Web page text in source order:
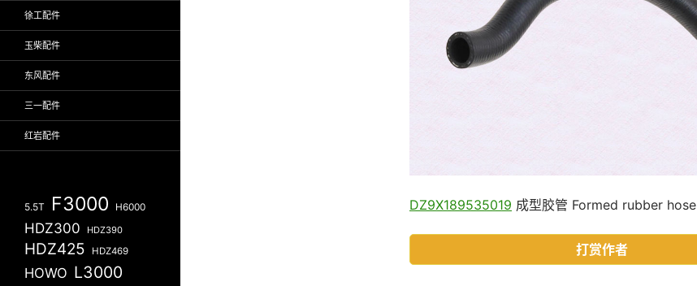
DZ9X189535019 成型胶管 Formed rubber hose
打赏作者
徐工配件
玉柴配件
东风配件
三一配件
红岩配件
5.5T F3000 H6000
HDZ300 HDZ390
HDZ425 HDZ469
HOWO L3000